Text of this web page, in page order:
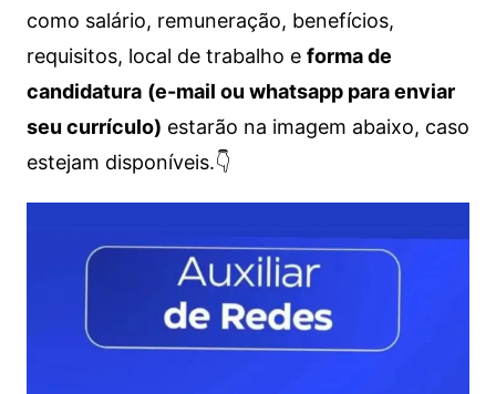
como salário, remuneração, benefícios,
requisitos, local de trabalho e forma de
candidatura (e-mail ou whatsapp para enviar
seu currículo) estarão na imagem abaixo, caso
estejam disponíveis.👇